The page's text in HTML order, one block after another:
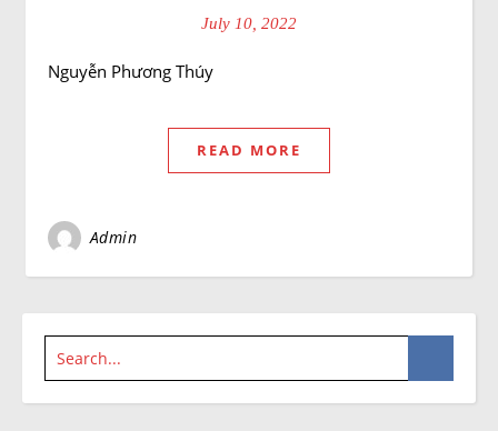
July 10, 2022
Nguyễn Phương Thúy
READ MORE
Admin